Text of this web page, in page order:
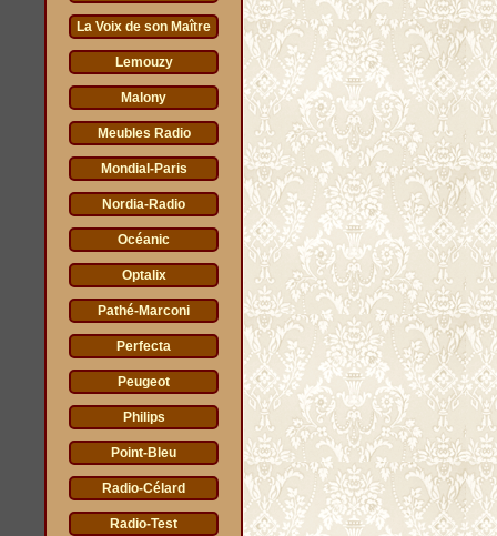
La Voix de son Maître
Lemouzy
Malony
Meubles Radio
Mondial-Paris
Nordia-Radio
Océanic
Optalix
Pathé-Marconi
Perfecta
Peugeot
Philips
Point-Bleu
Radio-Célard
Radio-Test